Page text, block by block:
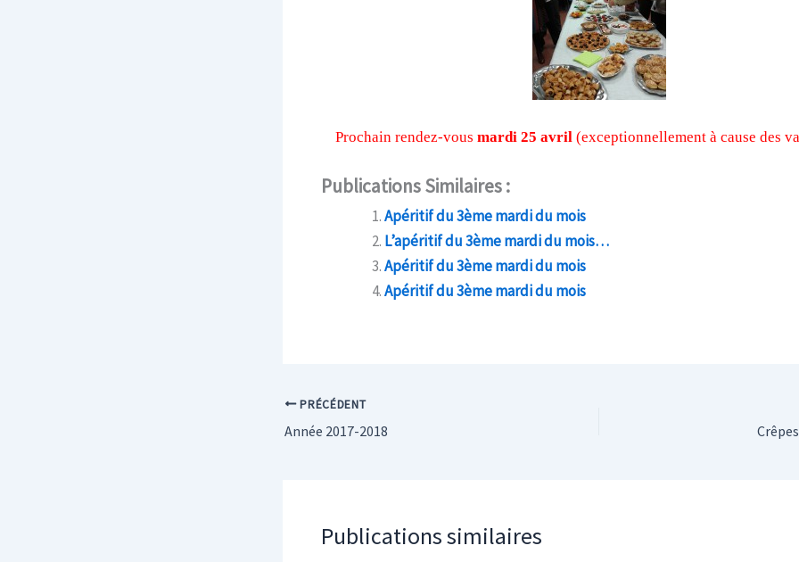
Prochain rendez-vous mardi 25 avril (exceptionnellement à cause des
Publications Similaires :
Apéritif du 3ème mardi du mois
L’apéritif du 3ème mardi du mois…
Apéritif du 3ème mardi du mois
Apéritif du 3ème mardi du mois
PRÉCÉDENT
Année 2017-2018
Publications similaires